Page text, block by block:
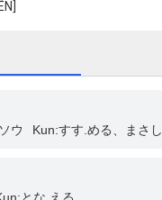
ウ Kun:すす.める、まさし
とな.える